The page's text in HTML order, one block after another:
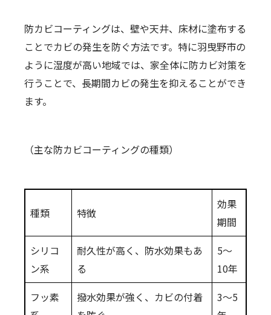
防カビコーティングは、壁や天井、床材に塗布する
ことでカビの発生を防ぐ方法です。特に羽曳野市の
ように湿度が高い地域では、家全体に防カビ対策を
行うことで、長期間カビの発生を抑えることができ
ます。
（主な防カビコーティングの種類）
種類 特徴
効果
期間
シリコ
ン系
耐久性が高く、防水効果もあ
る
5〜
10年
フッ素
撥水効果が強く、カビの付着
3〜5